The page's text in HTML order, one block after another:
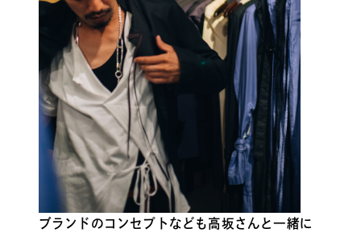
ブランドのコンセプトなども高坂さんと一緒に